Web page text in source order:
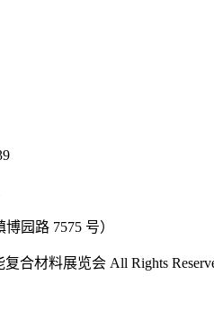
园路 7575 号）
合材料展览会 All Rights